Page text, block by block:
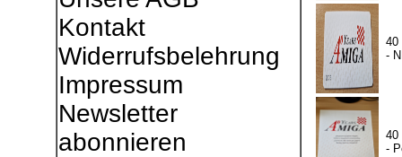
Kontakt
Widerrufsbelehrung
Impressum
Newsletter
abonnieren
40
-
40
-